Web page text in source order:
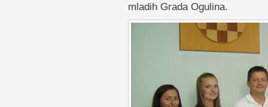
mladih Grada Ogulina.